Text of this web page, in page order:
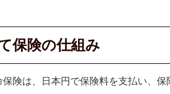
保険の仕組み
保険は、日本円で保険料を支払い、